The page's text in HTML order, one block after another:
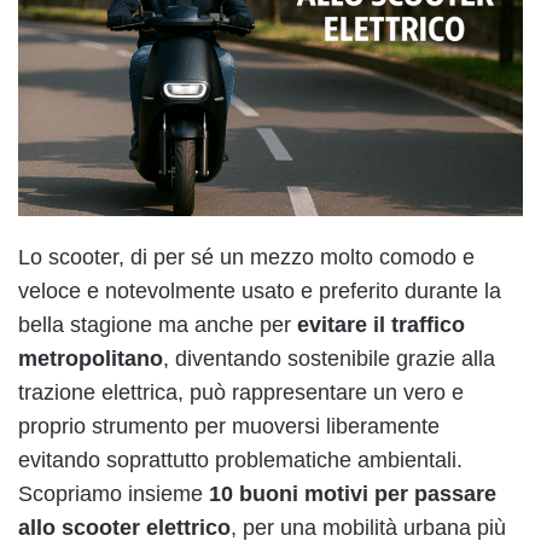
Lo scooter, di per sé un mezzo molto comodo e
veloce e notevolmente usato e preferito durante la
bella stagione ma anche per evitare il traffico
metropolitano, diventando sostenibile grazie alla
trazione elettrica, può rappresentare un vero e
proprio strumento per muoversi liberamente
evitando soprattutto problematiche ambientali.
Scopriamo insieme 10 buoni motivi per passare
allo scooter elettrico, per una mobilità urbana più